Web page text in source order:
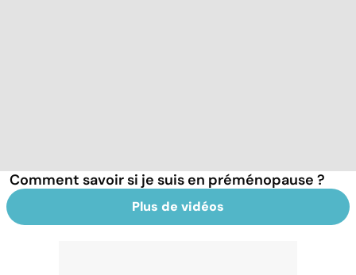
Comment savoir si je suis en préménopause ?
Plus de vidéos